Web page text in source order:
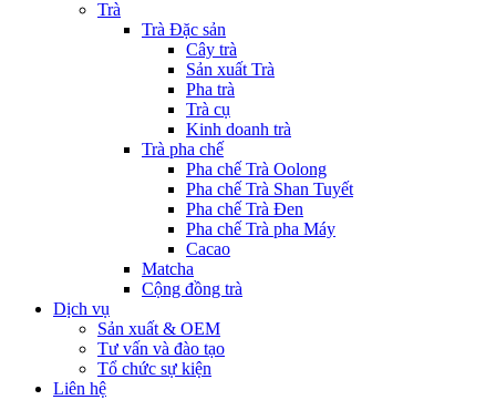
Trà
Trà Đặc sản
Cây trà
Sản xuất Trà
Pha trà
Trà cụ
Kinh doanh trà
Trà pha chế
Pha chế Trà Oolong
Pha chế Trà Shan Tuyết
Pha chế Trà Đen
Pha chế Trà pha Máy
Cacao
Matcha
Cộng đồng trà
Dịch vụ
Sản xuất & OEM
Tư vấn và đào tạo
Tổ chức sự kiện
Liên hệ